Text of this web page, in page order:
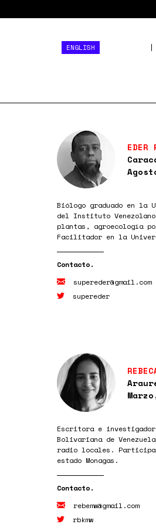
ENGLISH
EDER
Biólogo graduado en la
del Instituto
plantas, agroecología
Facilitador en la
supereder@gmail.com
supereder
Escritora e
Bolivariana de
radio locales. Participa
estado Monagas.
rebemw@gmail.com
rbkmw